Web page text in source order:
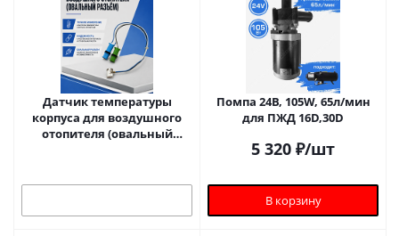
Датчик температуры
корпуса для воздушного
отопителя (овальный
Помпа 24В, 105W, 65л/мин
для ПЖД 16D,30D
5 320 ₽/шт
В корзину